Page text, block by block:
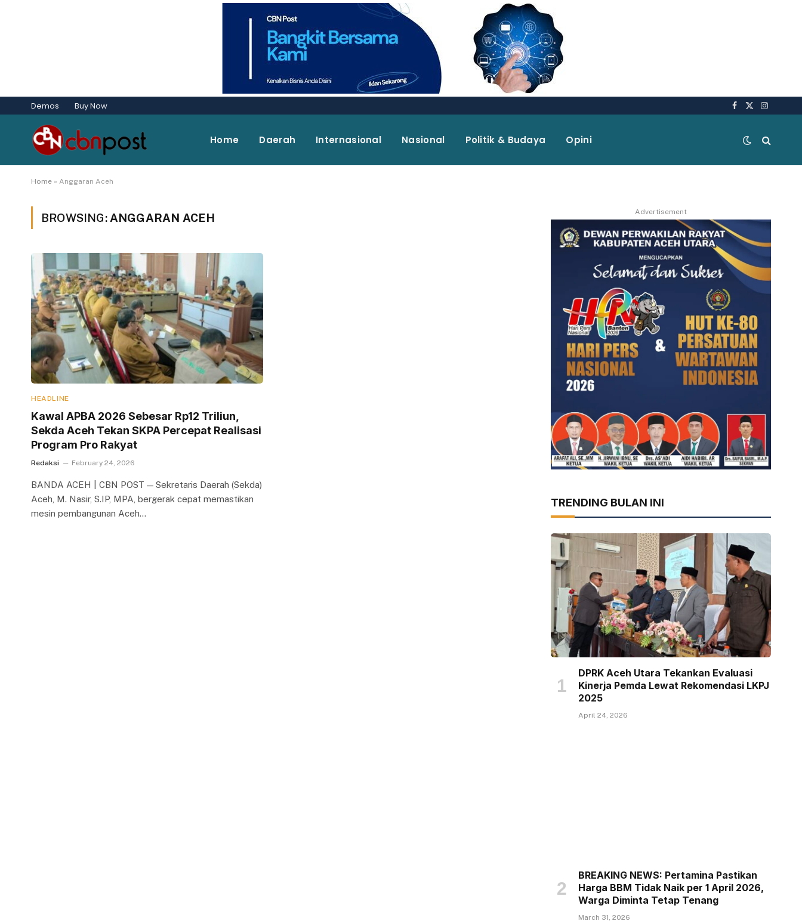
Demos Buy Now Facebook
X
Home Daerah Internasional Nasional Politik & Budaya Opini
Home » Anggaran Aceh
BROWSING: ANGGARAN ACEH
HEADLINE
Kawal APBA 2026 Sebesar Rp12 Triliun,
Sekda Aceh Tekan SKPA Percepat Realisasi
Program Pro Rakyat
Redaksi February 24, 2026
BANDA ACEH | CBN POST — Sekretaris Daerah (Sekda)
Aceh, M. Nasir, S.IP, MPA, bergerak cepat memastikan
mesin pembangunan Aceh…
Advertisement
TRENDING BULAN INI
DPRK Aceh Utara Tekankan Evaluasi
Kinerja Pemda Lewat Rekomendasi LKPJ
2025
April 24, 2026
BREAKING NEWS: Pertamina Pastikan
Harga BBM Tidak Naik per 1 April 2026,
Warga Diminta Tetap Tenang
March 31, 2026